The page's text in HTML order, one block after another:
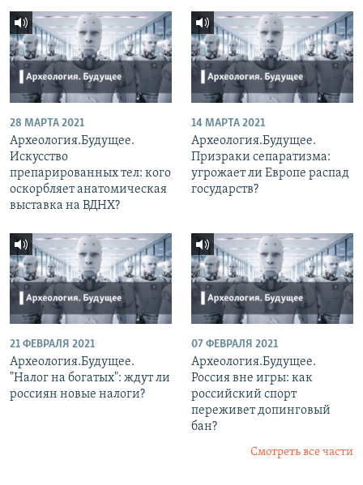
28 МАРТА 2021
Археология.Будущее.
Искусство
препарированных тел: кого
оскорбляет анатомическая
выставка на ВДНХ?
14 МАРТА 2021
Археология.Будущее.
Призраки сепаратизма:
угрожает ли Европе распад
государств?
21 ФЕВРАЛЯ 2021
Археология.Будущее.
"Налог на богатых": ждут ли
россиян новые налоги?
07 ФЕВРАЛЯ 2021
Археология.Будущее.
Россия вне игры: как
российский спорт
переживет допинговый
бан?
Смотреть все части